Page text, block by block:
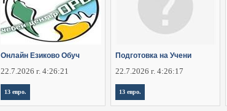
Онлайн Езиково Обуч
22.7.2026 г. 4:26:21
13 евро.
Подготовка на Учени
22.7.2026 г. 4:26:17
13 евро.